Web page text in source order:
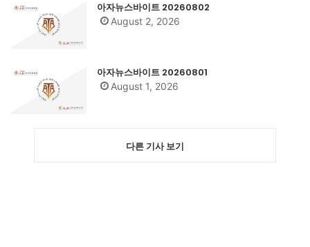
아자뉴스바이트 20260802
August 2, 2026
아자뉴스바이트 20260801
August 1, 2026
다른 기사 보기